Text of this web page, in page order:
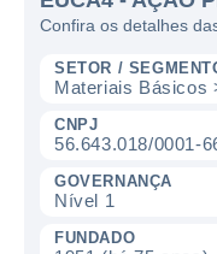
Confira os detalhes
SETOR /
Materiais Básicos
CNPJ
56.643.018/0001-
GOVERNANÇA
Nível 1
FUNDADO